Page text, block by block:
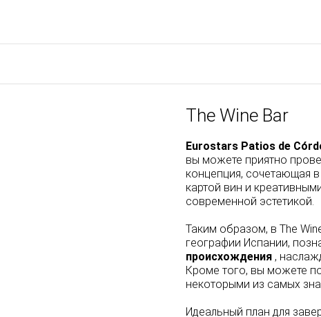
The Wine Bar
Eurostars Patios de
вы можете приятно
концепция, сочетающая
картой вин и
современной эстетикой.
Таким образом, в The
географии Испании,
происхождения ,
Кроме того, вы можете
некоторыми из самых
Идеальный план для